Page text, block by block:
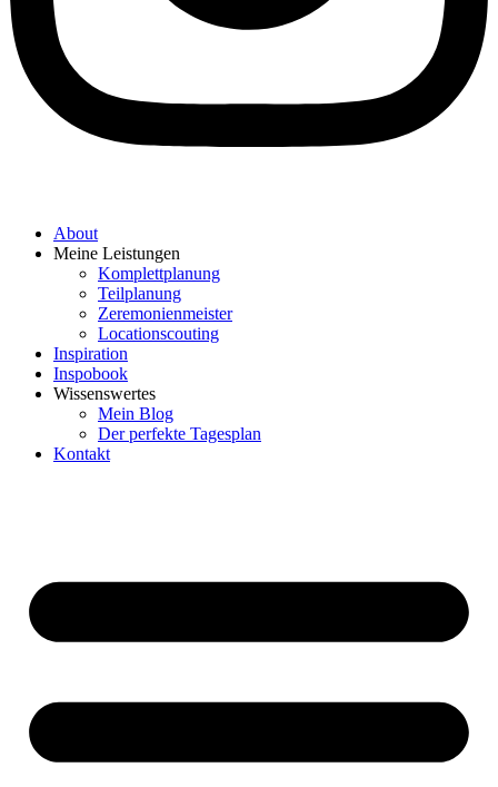
About
Meine Leistungen
Komplettplanung
Teilplanung
Zeremonienmeister
Locationscouting
Inspiration
Inspobook
Wissenswertes
Mein Blog
Der perfekte Tagesplan
Kontakt